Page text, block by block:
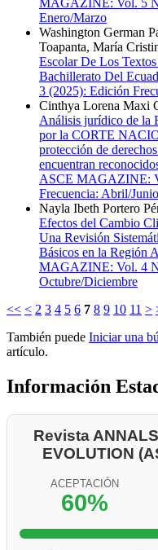
Enero/Marzo
Washington German
Toapanta, María
Escolar De Los
Bachillerato Del
3 (2025): Edición
Cinthya Lorena Maxi
Análisis jurídico de la
por la CORTE
protección de
encuentran
ASCE MAGAZINE:
Frecuencia: Abril/Junio
Nayla Ibeth Portero
Efectos del Cambio
Una Revisión
Básicos en la Región
MAGAZINE: Vol. 4
Octubre/Diciembre
<< < 2 3 4 5 6 7 8 9 10 11 >
También puede Iniciar una
artículo.
Información
Revista
EVOLUTION
ACEPTACIÓN
60%